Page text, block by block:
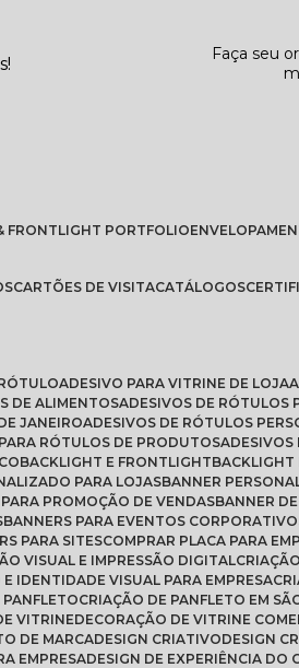
Faça seu
FRONTLIGHT PORTFOLIO
CARTÕES DE VISITA CATÁLOGOS
ADESIVO PARA VITRINE DE LOJA
DE ALIMENTOS ADESIVOS DE
JANEIRO
ADESIVOS DE RÓTULOS
PARA RÓTULOS DE PRODUTOS
BACKLIGHT E FRONTLIGHT
PARA LOJAS BANNER
PARA PROMOÇÃO DE VENDAS BANNER
BANNERS PARA EVENTOS
PARA SITES COMPRAR PLACA PARA
VISUAL E IMPRESSÃO DIGITAL
E IDENTIDADE VISUAL PARA EMPRESA
PANFLETO CRIAÇÃO DE PANFLETO EM
VITRINE DECORAÇÃO DE VITRINE
DE MARCA DESIGN CRIATIVO DESIGN
EMPRESA DESIGN DE EXPERIÊNCIA DO